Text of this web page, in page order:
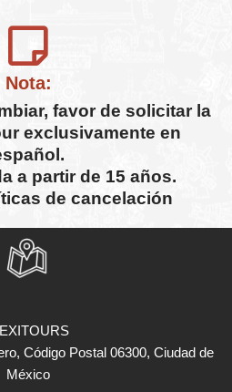
Nota:
favor de solicitar la
exclusivamente en
a partir de 15 años.
de cancelación
Código Postal 06300, Ciudad de
México